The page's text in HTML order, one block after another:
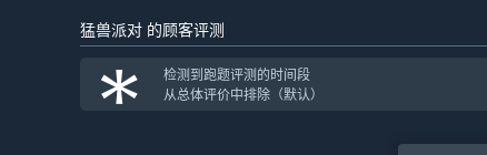
猛兽派对 的顾客评测
*
检测到跑题评测的时间段
从总体评价中排除（默认）